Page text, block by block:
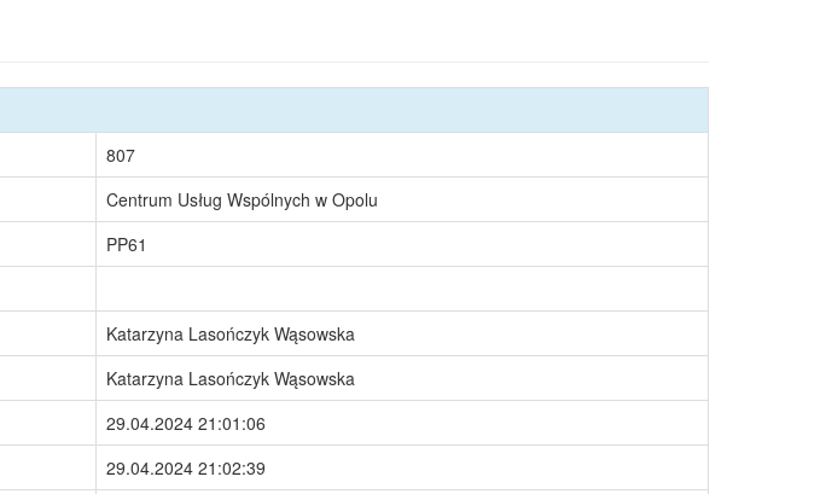
807
Centrum Usług Wspólnych w Opolu
PP61
Katarzyna Lasończyk Wąsowska
Katarzyna Lasończyk Wąsowska
29.04.2024 21:01:06
29.04.2024 21:02:39